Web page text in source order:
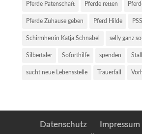
Pferde Patenschaft Pferde retten
Pferde Zuhause geben Pferd Hilde
Schirmherrin Katja Schnabel selly ganz
Silbertaler Soforthilfe spenden
sucht neue Lebensstelle Trauerfall
Datenschutz Impressum